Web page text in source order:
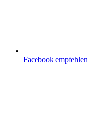
Facebook empfehlen